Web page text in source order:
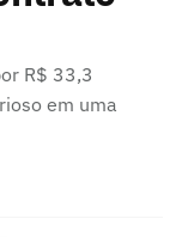
R$ 33,3
em uma